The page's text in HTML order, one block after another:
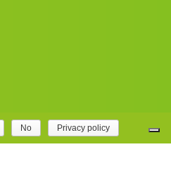
No Privacy policy